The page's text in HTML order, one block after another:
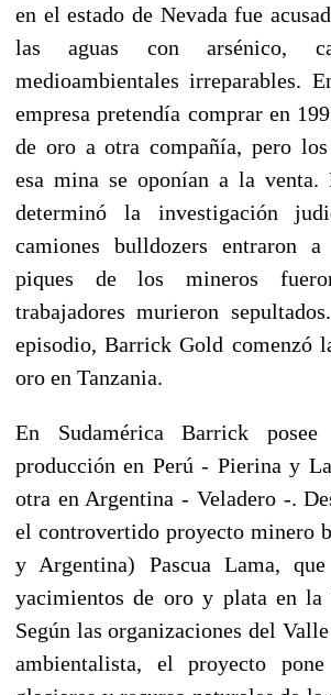
en el estado de Nevada fue
las aguas con arsénico,
medioambientales irreparables.
empresa pretendía comprar en
de oro a otra compañía, pero los
esa mina se oponían a la venta.
determinó la investigación
camiones bulldozers entraron
piques de los mineros
trabajadores murieron
episodio, Barrick Gold comenzó
oro en Tanzania.
En Sudamérica Barrick
producción en Perú - Pierina y
otra en Argentina - Veladero -.
el controvertido proyecto minero
y Argentina) Pascua Lama,
yacimientos de oro y plata en la
Según las organizaciones del
ambientalista, el proyecto